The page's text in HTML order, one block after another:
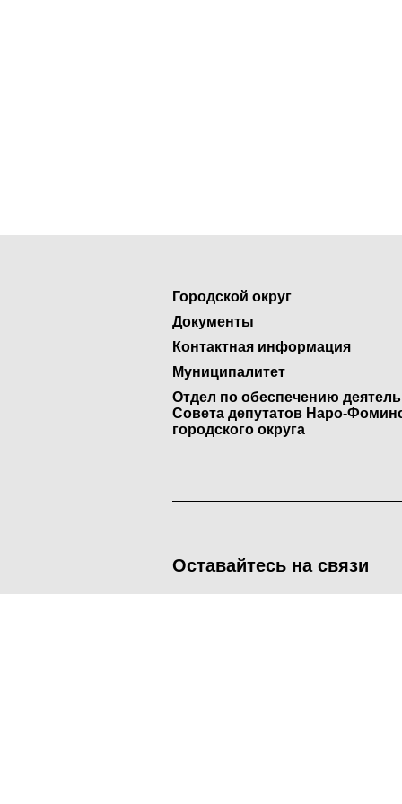
Городской округ
Документы
Контактная информация
Муниципалитет
Отдел по обеспечению
Совета депутатов Наро-
городского округа
Оставайтесь на связи